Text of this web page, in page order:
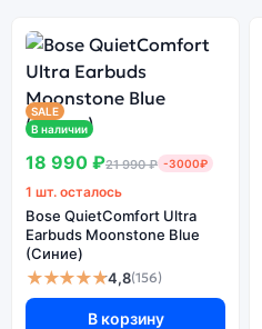
SALE
В наличии
18 990 ₽21 990 ₽ -3000₽
1 шт. осталось
Bose QuietComfort Ultra
Earbuds Moonstone Blue
(Синие)
★★★★★4,8(156)
В корзину